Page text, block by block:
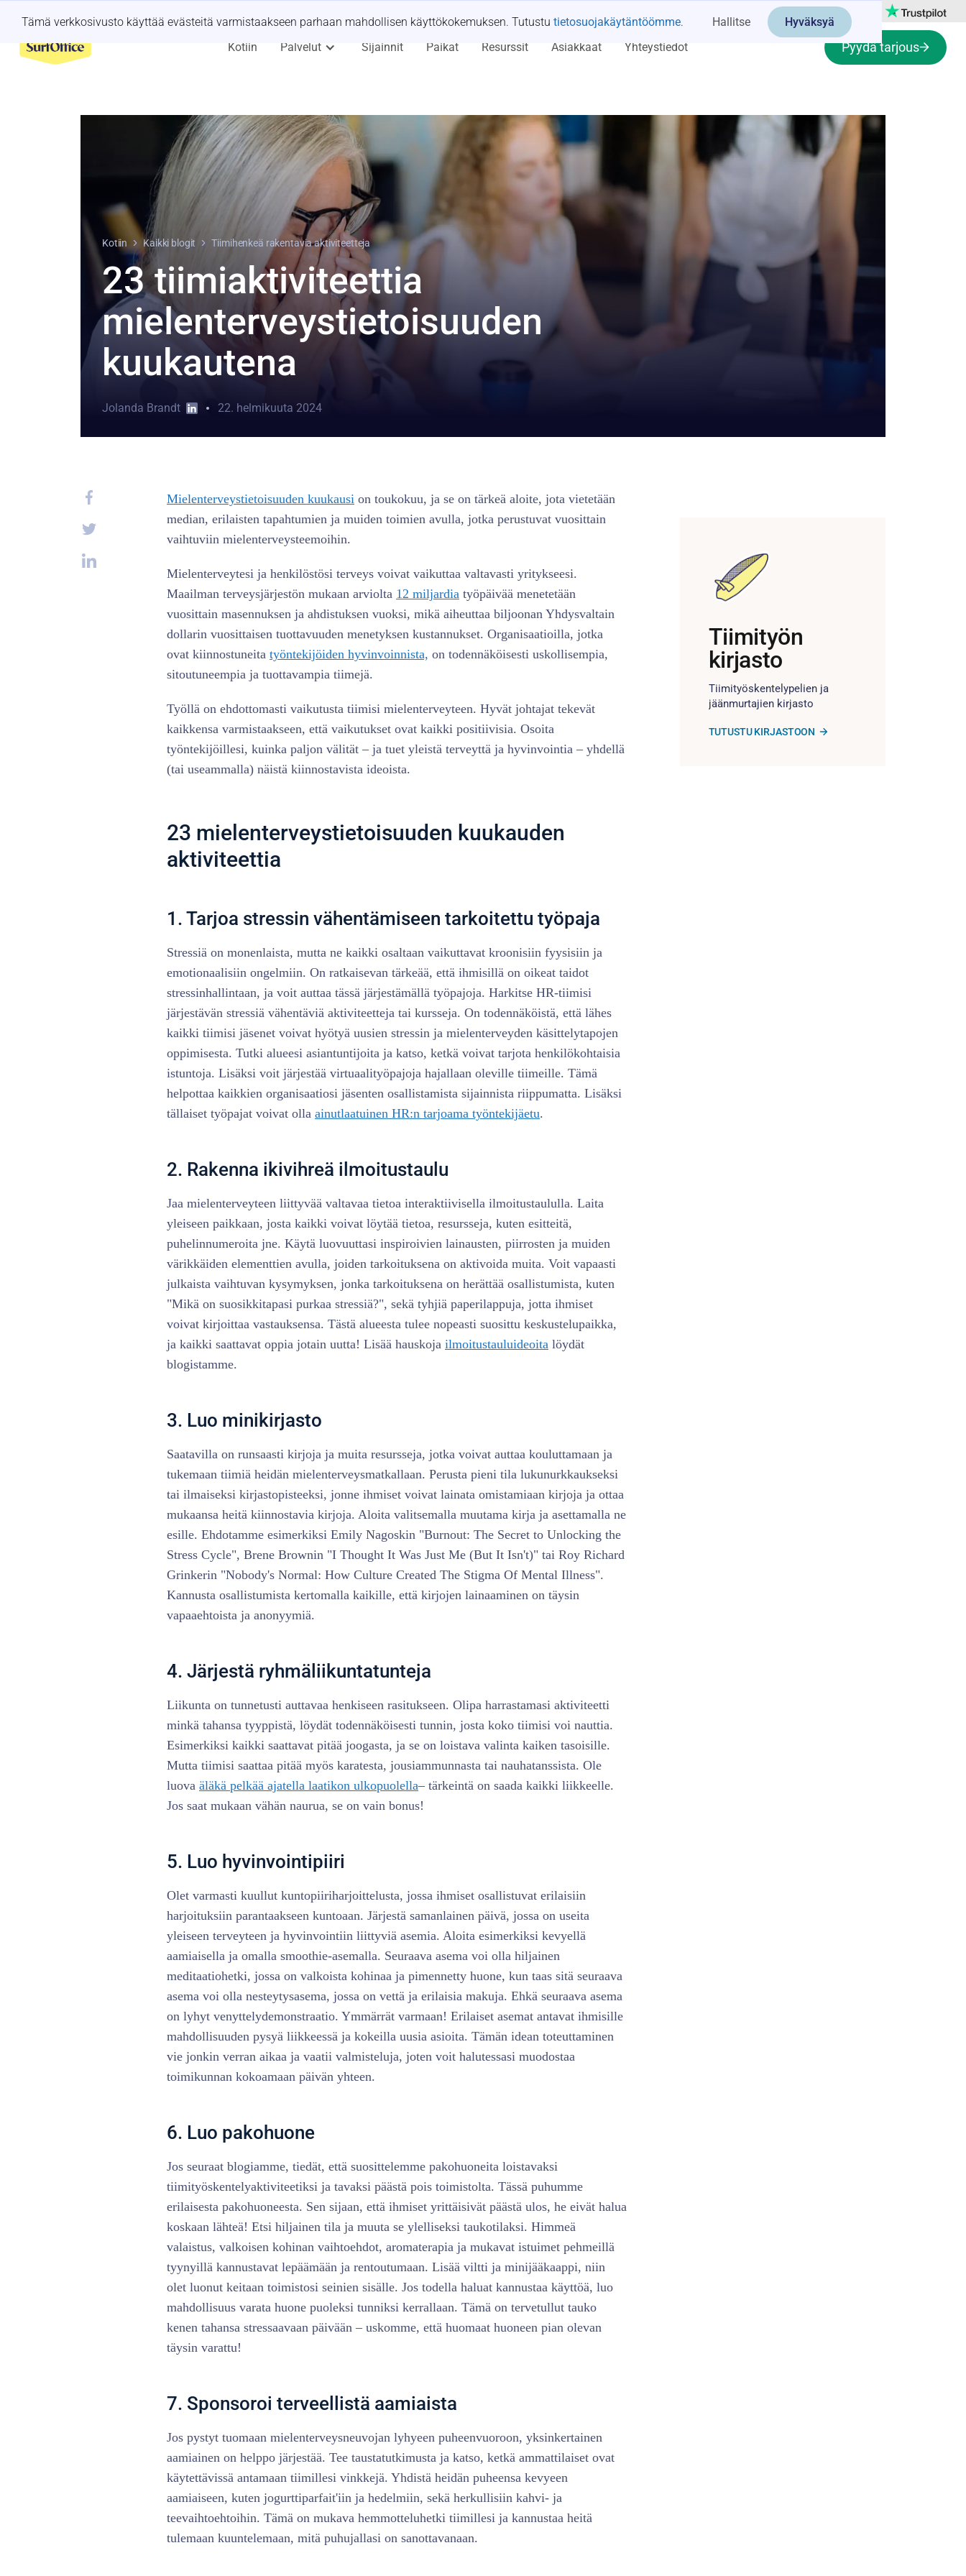
Tämä verkkosivusto käyttää evästeitä varmistaakseen parhaan mahdollisen käyttökokemuksen. Tutustu tietosuojakäytäntöömme. Hallitse Hyväksyä
Kotiin Palvelut Sijainnit Paikat Resurssit Asiakkaat Yhteystiedot Pyydä tarjous
Kotiin Kaikki blogit Tiimihenkeä rakentavia aktiviteetteja
23 tiimiaktiviteettia
mielenterveystietoisuuden
kuukautena
Jolanda Brandt 22. helmikuuta 2024
Mielenterveystietoisuuden kuukausi on toukokuu, ja se on tärkeä aloite, jota vietetään
median, erilaisten tapahtumien ja muiden toimien avulla, jotka perustuvat vuosittain
vaihtuviin mielenterveysteemoihin.
Mielenterveytesi ja henkilöstösi terveys voivat vaikuttaa valtavasti yritykseesi.
Maailman terveysjärjestön mukaan arviolta 12 miljardia työpäivää menetetään
vuosittain masennuksen ja ahdistuksen vuoksi, mikä aiheuttaa biljoonan Yhdysvaltain
dollarin vuosittaisen tuottavuuden menetyksen kustannukset. Organisaatioilla, jotka
ovat kiinnostuneita työntekijöiden hyvinvoinnista, on todennäköisesti uskollisempia,
sitoutuneempia ja tuottavampia tiimejä.
Työllä on ehdottomasti vaikutusta tiimisi mielenterveyteen. Hyvät johtajat tekevät
kaikkensa varmistaakseen, että vaikutukset ovat kaikki positiivisia. Osoita
työntekijöillesi, kuinka paljon välität – ja tuet yleistä terveyttä ja hyvinvointia – yhdellä
(tai useammalla) näistä kiinnostavista ideoista.
23 mielenterveystietoisuuden kuukauden
aktiviteettia
1. Tarjoa stressin vähentämiseen tarkoitettu työpaja
Stressiä on monenlaista, mutta ne kaikki osaltaan vaikuttavat kroonisiin fyysisiin ja
emotionaalisiin ongelmiin. On ratkaisevan tärkeää, että ihmisillä on oikeat taidot
stressinhallintaan, ja voit auttaa tässä järjestämällä työpajoja. Harkitse HR-tiimisi
järjestävän stressiä vähentäviä aktiviteetteja tai kursseja. On todennäköistä, että lähes
kaikki tiimisi jäsenet voivat hyötyä uusien stressin ja mielenterveyden käsittelytapojen
oppimisesta. Tutki alueesi asiantuntijoita ja katso, ketkä voivat tarjota henkilökohtaisia
istuntoja. Lisäksi voit järjestää virtuaalityöpajoja hajallaan oleville tiimeille. Tämä
helpottaa kaikkien organisaatiosi jäsenten osallistamista sijainnista riippumatta. Lisäksi
tällaiset työpajat voivat olla ainutlaatuinen HR:n tarjoama työntekijäetu.
2. Rakenna ikivihreä ilmoitustaulu
Jaa mielenterveyteen liittyvää valtavaa tietoa interaktiivisella ilmoitustaululla. Laita
yleiseen paikkaan, josta kaikki voivat löytää tietoa, resursseja, kuten esitteitä,
puhelinnumeroita jne. Käytä luovuuttasi inspiroivien lainausten, piirrosten ja muiden
värikkäiden elementtien avulla, joiden tarkoituksena on aktivoida muita. Voit vapaasti
julkaista vaihtuvan kysymyksen, jonka tarkoituksena on herättää osallistumista, kuten
"Mikä on suosikkitapasi purkaa stressiä?", sekä tyhjiä paperilappuja, jotta ihmiset
voivat kirjoittaa vastauksensa. Tästä alueesta tulee nopeasti suosittu keskustelupaikka,
ja kaikki saattavat oppia jotain uutta! Lisää hauskoja ilmoitustauluideoita löydät
blogistamme.
3. Luo minikirjasto
Saatavilla on runsaasti kirjoja ja muita resursseja, jotka voivat auttaa kouluttamaan ja
tukemaan tiimiä heidän mielenterveysmatkallaan. Perusta pieni tila lukunurkkaukseksi
tai ilmaiseksi kirjastopisteeksi, jonne ihmiset voivat lainata omistamiaan kirjoja ja ottaa
mukaansa heitä kiinnostavia kirjoja. Aloita valitsemalla muutama kirja ja asettamalla ne
esille. Ehdotamme esimerkiksi Emily Nagoskin "Burnout: The Secret to Unlocking the
Stress Cycle", Brene Brownin "I Thought It Was Just Me (But It Isn't)" tai Roy Richard
Grinkerin "Nobody's Normal: How Culture Created The Stigma Of Mental Illness".
Kannusta osallistumista kertomalla kaikille, että kirjojen lainaaminen on täysin
vapaaehtoista ja anonyymiä.
4. Järjestä ryhmäliikuntatunteja
Liikunta on tunnetusti auttavaa henkiseen rasitukseen. Olipa harrastamasi aktiviteetti
minkä tahansa tyyppistä, löydät todennäköisesti tunnin, josta koko tiimisi voi nauttia.
Esimerkiksi kaikki saattavat pitää joogasta, ja se on loistava valinta kaiken tasoisille.
Mutta tiimisi saattaa pitää myös karatesta, jousiammunnasta tai nauhatanssista. Ole
luova äläkä pelkää ajatella laatikon ulkopuolella– tärkeintä on saada kaikki liikkeelle.
Jos saat mukaan vähän naurua, se on vain bonus!
5. Luo hyvinvointipiiri
Olet varmasti kuullut kuntopiiriharjoittelusta, jossa ihmiset osallistuvat erilaisiin
harjoituksiin parantaakseen kuntoaan. Järjestä samanlainen päivä, jossa on useita
yleiseen terveyteen ja hyvinvointiin liittyviä asemia. Aloita esimerkiksi kevyellä
aamiaisella ja omalla smoothie-asemalla. Seuraava asema voi olla hiljainen
meditaatiohetki, jossa on valkoista kohinaa ja pimennetty huone, kun taas sitä seuraava
asema voi olla nesteytysasema, jossa on vettä ja erilaisia makuja. Ehkä seuraava asema
on lyhyt venyttelydemonstraatio. Ymmärrät varmaan! Erilaiset asemat antavat ihmisille
mahdollisuuden pysyä liikkeessä ja kokeilla uusia asioita. Tämän idean toteuttaminen
vie jonkin verran aikaa ja vaatii valmisteluja, joten voit halutessasi muodostaa
toimikunnan kokoamaan päivän yhteen.
6. Luo pakohuone
Jos seuraat blogiamme, tiedät, että suosittelemme pakohuoneita loistavaksi
tiimityöskentelyaktiviteetiksi ja tavaksi päästä pois toimistolta. Tässä puhumme
erilaisesta pakohuoneesta. Sen sijaan, että ihmiset yrittäisivät päästä ulos, he eivät halua
koskaan lähteä! Etsi hiljainen tila ja muuta se ylelliseksi taukotilaksi. Himmeä
valaistus, valkoisen kohinan vaihtoehdot, aromaterapia ja mukavat istuimet pehmeillä
tyynyillä kannustavat lepäämään ja rentoutumaan. Lisää viltti ja minijääkaappi, niin
olet luonut keitaan toimistosi seinien sisälle. Jos todella haluat kannustaa käyttöä, luo
mahdollisuus varata huone puoleksi tunniksi kerrallaan. Tämä on tervetullut tauko
kenen tahansa stressaavaan päivään – uskomme, että huomaat huoneen pian olevan
täysin varattu!
7. Sponsoroi terveellistä aamiaista
Jos pystyt tuomaan mielenterveysneuvojan lyhyeen puheenvuoroon, yksinkertainen
aamiainen on helppo järjestää. Tee taustatutkimusta ja katso, ketkä ammattilaiset ovat
käytettävissä antamaan tiimillesi vinkkejä. Yhdistä heidän puheensa kevyeen
aamiaiseen, kuten jogurttiparfait'iin ja hedelmiin, sekä herkullisiin kahvi- ja
teevaihtoehtoihin. Tämä on mukava hemmotteluhetki tiimillesi ja kannustaa heitä
tulemaan kuuntelemaan, mitä puhujallasi on sanottavanaan.
Tiimityön
kirjasto
Tiimityöskentelypelien ja
jäänmurtajien kirjasto
TUTUSTU KIRJASTOON